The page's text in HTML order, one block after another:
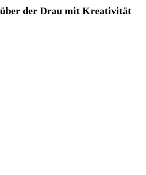
über der Drau mit Kreativität